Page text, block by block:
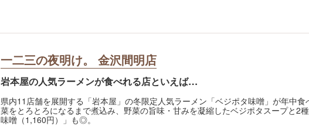
一二三の夜明け。 金沢間明店
岩本屋の人気ラーメンが食べれる店といえば…
県内11店舗を展開する「岩本屋」の冬限定人気ラーメン「ベジポタ味噌」が年中
菜をとろとろになるまで煮込み、野菜の旨味・甘みを凝縮したベジポタスープと2
味噌（1,160円）」も◎。